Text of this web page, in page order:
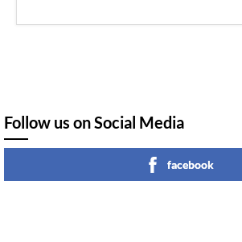
Follow us on Social Media
facebook